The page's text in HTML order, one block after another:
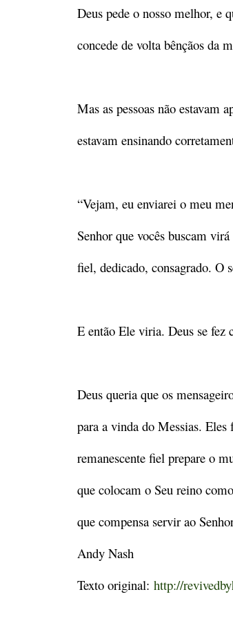
Deus pede o nosso melhor, e
concede de volta bênçãos da
Mas as pessoas não estavam
estavam ensinando
“Vejam, eu enviarei o meu
Senhor que vocês buscam
fiel, dedicado, consagrado. O
E então Ele viria. Deus se fez
Deus queria que os
para a vinda do Messias.
remanescente fiel prepare o
que colocam o Seu reino
que compensa servir ao
Andy Nash
Texto original: http://